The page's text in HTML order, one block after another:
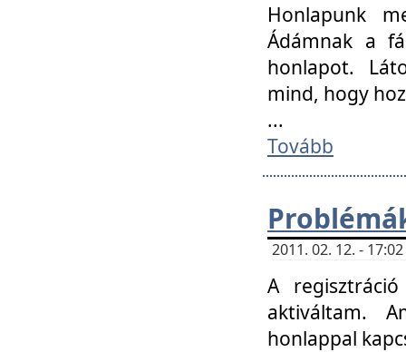
Honlapunk
Ádámnak a
honlapot.
mind, hogy
...
Tovább
2011. 02. 12. -
A
aktiváltam.
honlappal